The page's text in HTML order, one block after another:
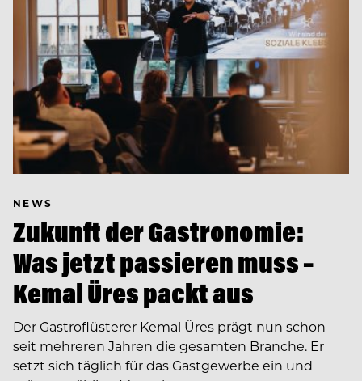
NEWS
Zukunft der Gastronomie:
Was jetzt passieren muss –
Kemal Üres packt aus
Der Gastroflüsterer Kemal Üres prägt nun schon
seit mehreren Jahren die gesamten Branche. Er
setzt sich täglich für das Gastgewerbe ein und